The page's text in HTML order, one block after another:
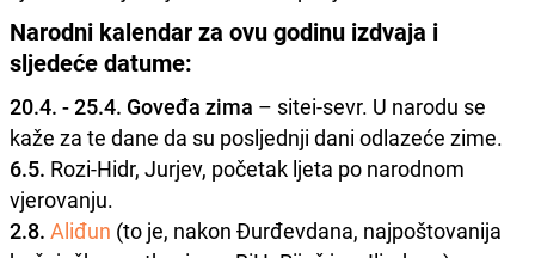
Narodni kalendar za ovu godinu izdvaja i
sljedeće datume:
20.4. - 25.4. Goveđa zima – sitei-sevr. U narodu se
kaže za te dane da su posljednji dani odlazeće zime.
6.5. Rozi-Hidr, Jurjev, početak ljeta po narodnom
vjerovanju.
2.8. Aliđun (to je, nakon Đurđevdana, najpoštovanija